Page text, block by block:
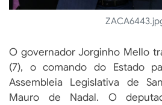
O governador Jorginho Mello
(7), o comando do Estado
Assembleia Legislativa de
Mauro de Nadal. O